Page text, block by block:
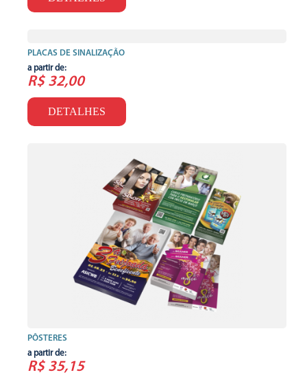
PLACAS DE SINALIZAÇÃO
a partir de:
R$ 32,00
DETALHES
PÔSTERES
a partir de:
R$ 35,15